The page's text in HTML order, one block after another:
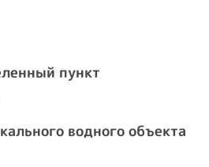
пункт
водного объекта